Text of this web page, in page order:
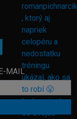
MAIL